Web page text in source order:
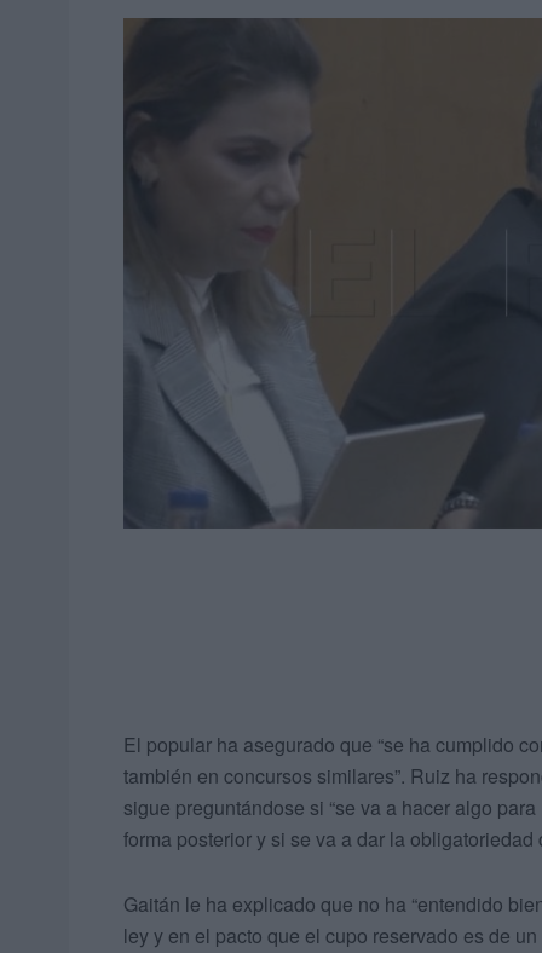
El popular ha asegurado que “se ha cumplido
también en concursos similares”. Ruiz ha
sigue preguntándose si “se va a hacer algo
forma posterior y si se va a dar la
Gaitán le ha explicado que no ha “entendido
ley y en el pacto que el cupo reservado es de un